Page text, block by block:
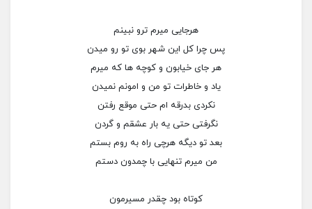
هرجایی میرم ترو نبینم
پس چرا کل این شهر بوی تو رو میدن
هر جای خیابون و کوچه ها که میرم
یاد و خاطرات تو من و امونم نمیدن
نکردی بدرقه ام حتی موقع رفتن
نگرفتی حتی یه بار عشقم و گردن
بعد تو دیگه هرچی راه به روم بستم
من میرم تنهایی با چمدون دستم
کوتاه بود چقدر مسیرمون